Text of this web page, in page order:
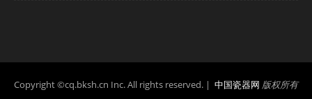
Copyright ©cq.bksh.cn Inc. All rights reserved. | 中国瓷器网 版权所有